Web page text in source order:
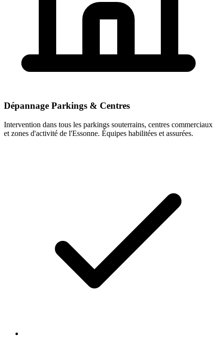
Dépannage Parkings & Centres
Intervention dans tous les parkings souterrains, centres commerciaux
et zones d'activité de l'Essonne. Équipes habilitées et assurées.